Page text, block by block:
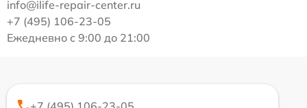
info@ilife-repair-center.ru
+7 (495) 106-23-05
Ежедневно с 9:00 до 21:00